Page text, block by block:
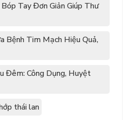
Tay Đơn Giản Giúp Thư
Bệnh Tim Mạch Hiệu Quả,
Đêm: Công Dụng, Huyệt
thái lan